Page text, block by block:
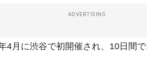
ADVERTISING
月に渋谷で初開催され、10日間